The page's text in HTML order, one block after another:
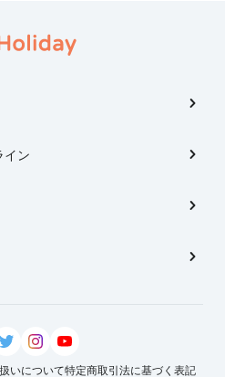
イン
いについて特定商取引法に基づく表記